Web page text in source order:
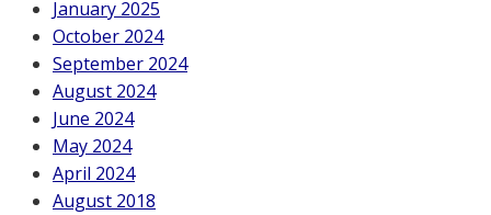
January 2025
October 2024
September 2024
August 2024
June 2024
May 2024
April 2024
August 2018